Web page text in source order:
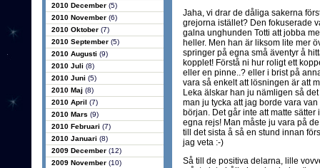
2010 December (5)
2010 November (6)
2010 Oktober (7)
2010 September (5)
2010 Augusti (9)
2010 Juli (8)
2010 Juni (5)
2010 Maj (8)
2010 April (7)
2010 Mars (9)
2010 Februari (7)
2010 Januari (8)
2009 December (12)
2009 November (10)
Jaha, vi drar de dåliga sakerna
grejorna istället? Den fokuserade
galna unghunden Totti att jobba
heller. Men han är liksom lite mer
springer på egna små äventyr å
kopplet! Förstå ni hur roligt ett
eller en pinne..? eller i brist på
vara så enkelt att lösningen är att
Leka älskar han ju nämligen så
man ju tycka att jag borde vara
början. Det går inte att matte
egna rejs! Man måste ju vara på
till det sista å så en stund innan
jag veta :-)
Så till de positiva delarna, lille